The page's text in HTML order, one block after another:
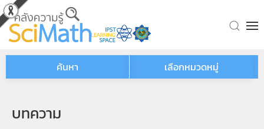
Skip to main content
ค้นหา เลือกหมวดหมู่
บทความ